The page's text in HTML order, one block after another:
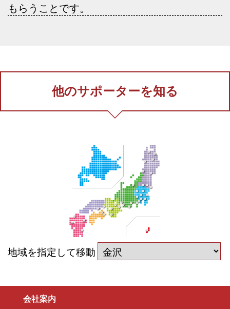
もらうことです。
他のサポーターを知る
地域を指定して移動
会社案内